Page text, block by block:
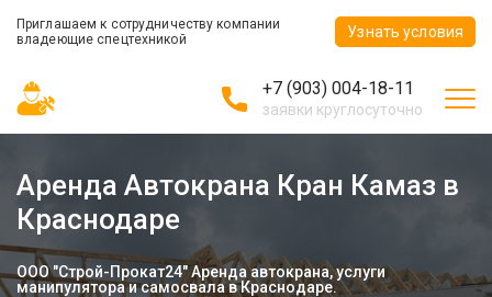
Приглашаем к сотрудничеству компании
владеющие спецтехникой
Узнать условия
+7 (903) 004-18-11
заявки круглосуточно
Аренда Автокрана Кран Камаз в
Краснодаре
ООО "Строй-Прокат24" Аренда автокрана, услуги
манипулятора и самосвала в Краснодаре.